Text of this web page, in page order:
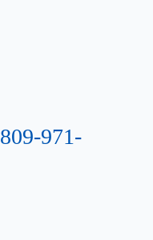
809-971-